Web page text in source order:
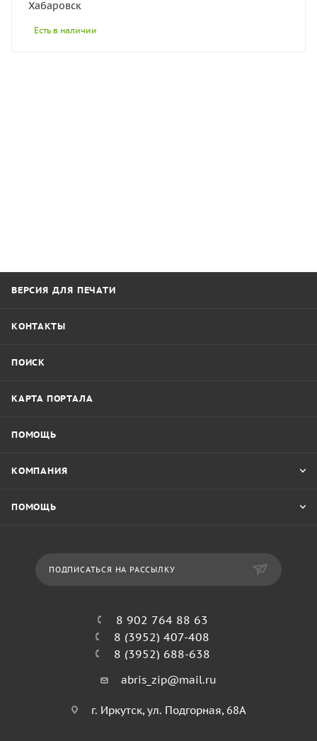
Хабаровск
Есть в наличии
ВЕРСИЯ ДЛЯ ПЕЧАТИ
КОНТАКТЫ
ПОИСК
КАРТА ПОРТАЛА
ПОМОЩЬ
КОМПАНИЯ
ПОМОЩЬ
ПОДПИСАТЬСЯ НА РАССЫЛКУ
8 902 764 88 63
8 (3952) 407-408
8 (3952) 688-638
abris_zip@mail.ru
г. Иркутск, ул. Подгорная, 68А